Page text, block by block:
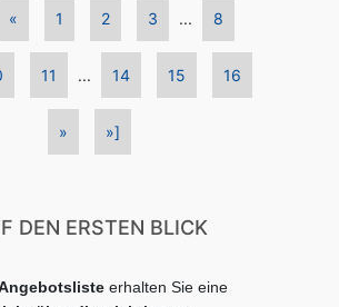
« 1 2 3 ... 8
11 ... 14 15 16
» »]
DEN ERSTEN BLICK
erhalten Sie eine